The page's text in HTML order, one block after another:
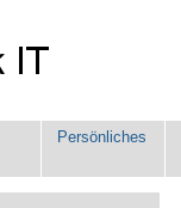
Persönliches